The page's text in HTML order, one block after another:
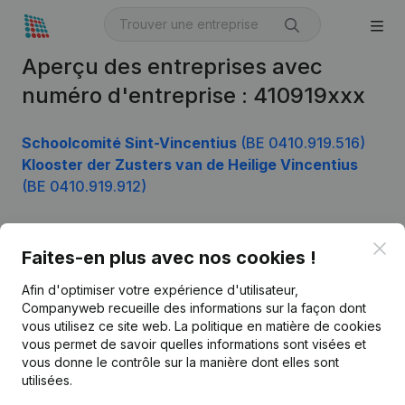
Aperçu des entreprises avec
numéro d'entreprise : 410919xxx
Schoolcomité Sint-Vincentius (BE 0410.919.516)
Klooster der Zusters van de Heilige Vincentius
(BE 0410.919.912)
Faites-en plus avec nos cookies !
Afin d'optimiser votre expérience d'utilisateur,
Companyweb recueille des informations sur la façon dont
vous utilisez ce site web. La politique en matière de cookies
vous permet de savoir quelles informations sont visées et
vous donne le contrôle sur la manière dont elles sont
utilisées.
Français
Kantorenpark Everest
Produit
Informations d’entreprise
Monitoring
Recherche internationale